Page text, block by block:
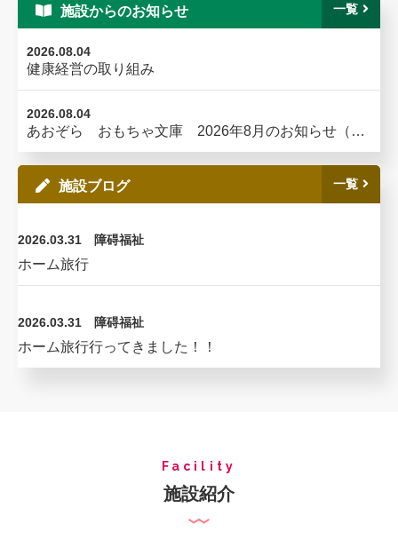
施設からのお知らせ 一覧
2026.08.04
健康経営の取り組み
2026.08.04
あおぞら おもちゃ文庫 2026年8月のお知らせ（追記：道路通行止めのお知らせ）
施設ブログ 一覧
2026.03.31 障碍福祉
ホーム旅行
2026.03.31 障碍福祉
ホーム旅行行ってきました！！
Facility
施設紹介